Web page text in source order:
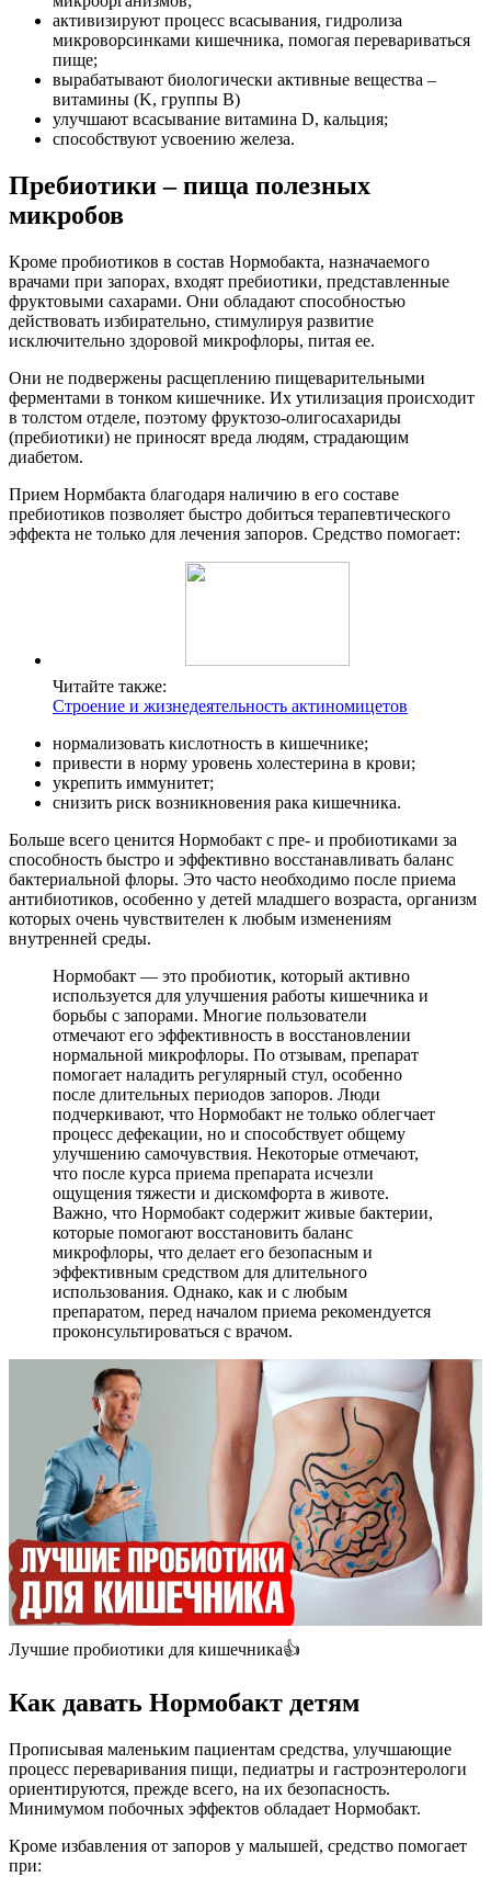
активизируют процесс всасывания, гидролиза
микроворсинками кишечника, помогая перевариваться
пище;
вырабатывают биологически активные вещества –
витамины (K, группы B)
улучшают всасывание витамина D, кальция;
способствуют усвоению железа.
Пребиотики – пища полезных
микробов
Кроме пробиотиков в состав Нормобакта, назначаемого
врачами при запорах, входят пребиотики, представленные
фруктовыми сахарами. Они обладают способностью
действовать избирательно, стимулируя развитие
исключительно здоровой микрофлоры, питая ее.
Они не подвержены расщеплению пищеварительными
ферментами в тонком кишечнике. Их утилизация происходит
в толстом отделе, поэтому фруктозо-олигосахариды
(пребиотики) не приносят вреда людям, страдающим
диабетом.
Прием Нормбакта благодаря наличию в его составе
пребиотиков позволяет быстро добиться терапевтического
эффекта не только для лечения запоров. Средство помогает:
Читайте также:
Строение и жизнедеятельность актиномицетов
нормализовать кислотность в кишечнике;
привести в норму уровень холестерина в крови;
укрепить иммунитет;
снизить риск возникновения рака кишечника.
Больше всего ценится Нормобакт с пре- и пробиотиками за
способность быстро и эффективно восстанавливать баланс
бактериальной флоры. Это часто необходимо после приема
антибиотиков, особенно у детей младшего возраста, организм
которых очень чувствителен к любым изменениям
внутренней среды.
Нормобакт — это пробиотик, который активно
используется для улучшения работы кишечника и
борьбы с запорами. Многие пользователи
отмечают его эффективность в восстановлении
нормальной микрофлоры. По отзывам, препарат
помогает наладить регулярный стул, особенно
после длительных периодов запоров. Люди
подчеркивают, что Нормобакт не только облегчает
процесс дефекации, но и способствует общему
улучшению самочувствия. Некоторые отмечают,
что после курса приема препарата исчезли
ощущения тяжести и дискомфорта в животе.
Важно, что Нормобакт содержит живые бактерии,
которые помогают восстановить баланс
микрофлоры, что делает его безопасным и
эффективным средством для длительного
использования. Однако, как и с любым
препаратом, перед началом приема рекомендуется
проконсультироваться с врачом.
Лучшие пробиотики для кишечника👍
Как давать Нормобакт детям
Прописывая маленьким пациентам средства, улучшающие
процесс переваривания пищи, педиатры и гастроэнтерологи
ориентируются, прежде всего, на их безопасность.
Минимумом побочных эффектов обладает Нормобакт.
Кроме избавления от запоров у малышей, средство помогает
при: